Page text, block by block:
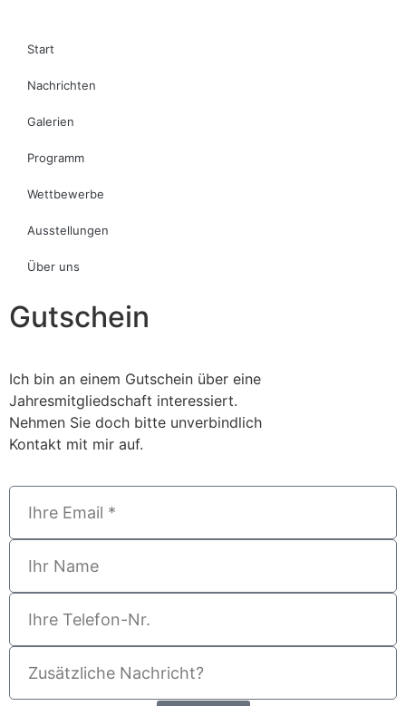
Start
Nachrichten
Galerien
Programm
Wettbewerbe
Ausstellungen
Über uns
Gutschein
Ich bin an einem Gutschein über eine
Jahresmitgliedschaft interessiert.
Nehmen Sie doch bitte unverbindlich
Kontakt mit mir auf.